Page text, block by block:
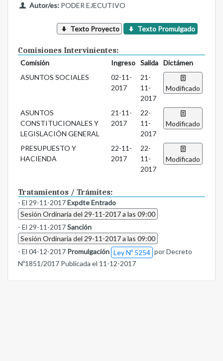
Autor/es:PODER EJECUTIVO
Texto Proyecto Texto Promulgado
Comisiones Intervinientes:
Comisión Ingreso Salida
Dictámen
ASUNTOS SOCIALES
02-11-
2017
21-
11-
2017
Modificado
ASUNTOS
CONSTITUCIONALES Y
LEGISLACIÓN GENERAL
21-11-
2017
22-
11-
2017
Modificado
PRESUPUESTO Y
HACIENDA
22-11-
2017
22-
11-
2017
Modificado
Tratamientos / Trámites:
- El 29-11-2017Expdte Entrado
Sesión Ordinaria del 29-11-2017 a las 09:00
- El 29-11-2017Sanción
Sesión Ordinaria del 29-11-2017 a las 09:00
- El 04-12-2017 Promulgación Ley Nº 5254 por Decreto
Nº1851/2017 Publicada el 11-12-2017